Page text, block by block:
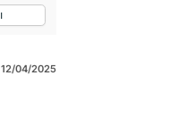
12/04/2025